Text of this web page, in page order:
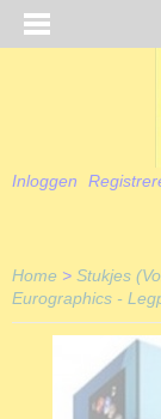
Inloggen
Home > Stukjes
Eurographics -